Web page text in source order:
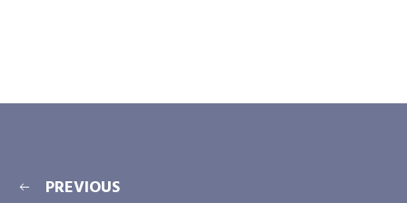
PREVIOUS